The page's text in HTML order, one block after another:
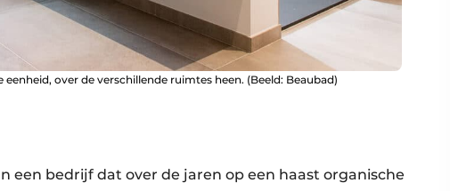
over de verschillende ruimtes heen. (Beeld: Beaubad)
een bedrijf dat over de jaren op een haast organische